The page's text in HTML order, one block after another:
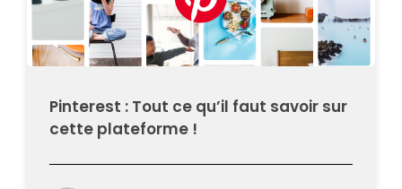
Pinterest : Tout ce qu’il faut savoir sur
cette plateforme !